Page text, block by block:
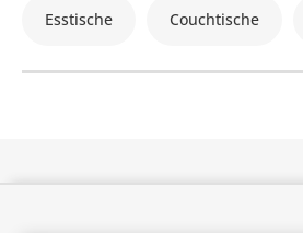
Esstische Couchtische